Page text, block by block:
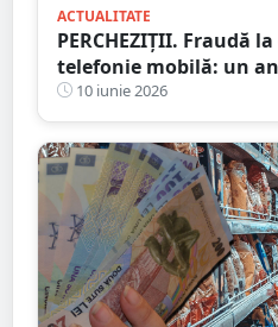
ACTUALITATE
PERCHEZIȚII. Fraudă
telefonie mobilă: un
că și-a însușit telefoane
10 iunie 2026